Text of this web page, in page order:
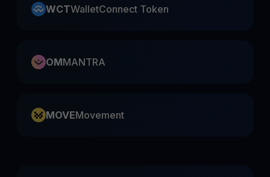
WCTWalletConnect Token
OMMANTRA
MOVEMovement